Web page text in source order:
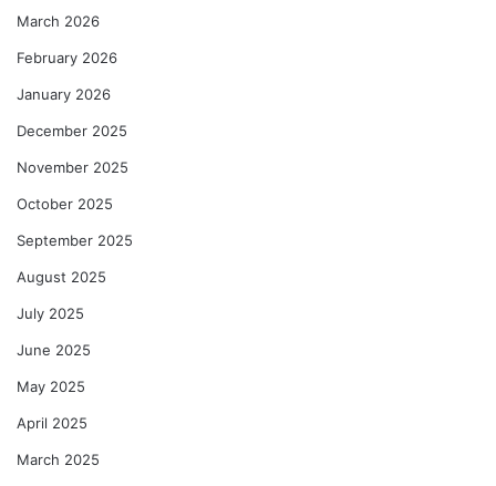
March 2026
February 2026
January 2026
December 2025
November 2025
October 2025
September 2025
August 2025
July 2025
June 2025
May 2025
April 2025
March 2025